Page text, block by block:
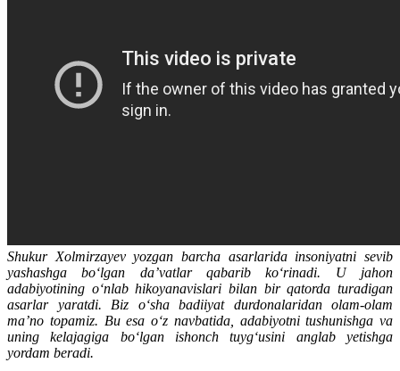
Shukur Xolmirzayev yozgan barcha asarlarida insoniyatni sevib
yashashga bo‘lgan da’vatlar qabarib ko‘rinadi. U jahon
adabiyotining o‘nlab hikoyanavislari bilan bir qatorda turadigan
asarlar yaratdi. Biz o‘sha badiiyat durdonalaridan olam-olam
ma’no topamiz. Bu esa o‘z navbatida, adabiyotni tushunishga va
uning kelajagiga bo‘lgan ishonch tuyg‘usini anglab yetishga
yordam beradi.